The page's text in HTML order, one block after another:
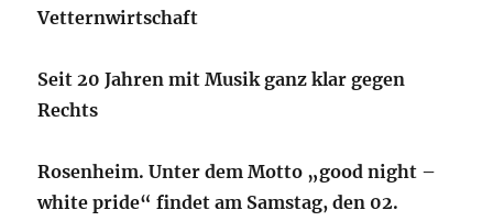
Vetternwirtschaft
Seit 20 Jahren mit Musik ganz klar gegen
Rechts
Rosenheim. Unter dem Motto „good night –
white pride“ findet am Samstag, den 02.